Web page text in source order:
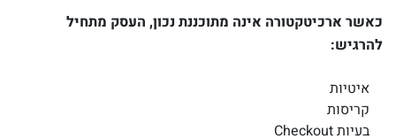
כאשר ארכיטקטורה אינה מתוכננת נכון, העסק מתחיל
להרגיש:
איטיות
קריסות
בעיות Checkout